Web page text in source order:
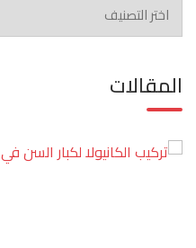
المقالات